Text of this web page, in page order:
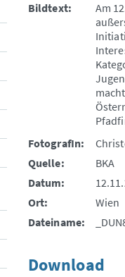
Bildtext:
Am
FotografIn:
Quelle:
BKA
Datum:
Ort:
Wien
Dateiname:
Download